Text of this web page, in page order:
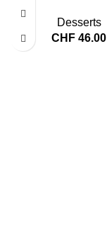
Desserts
CHF 46.00